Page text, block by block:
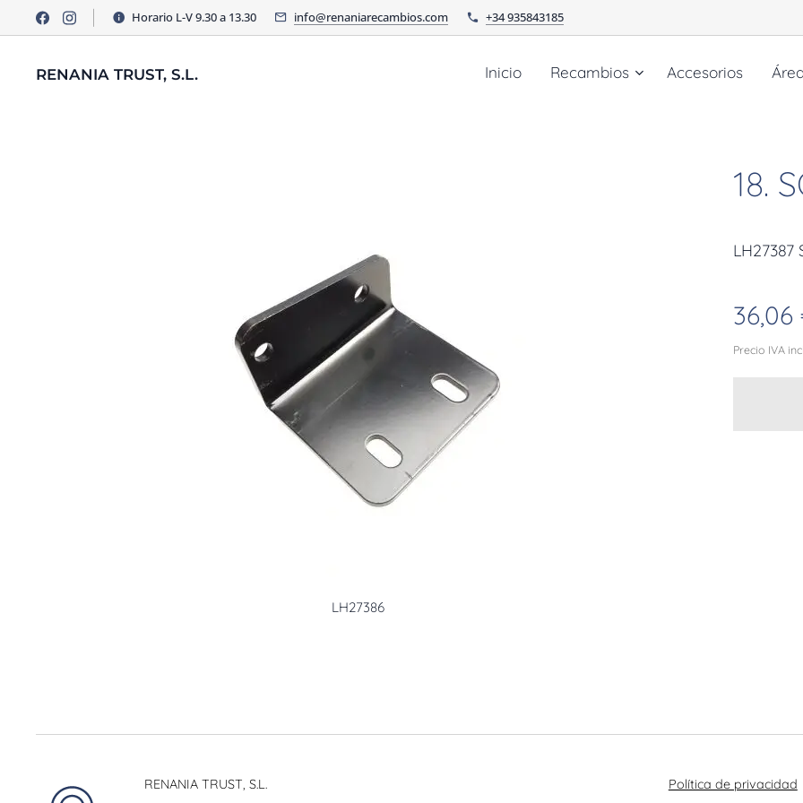
Horario L-V 9.30 a 13.30 info@renaniarecambios.com +34 935843185
RENANIA TRUST, S.L. Inicio Recambios Accesorios
18.
LH27386
LH27387
36,06
Precio IVA
RENANIA TRUST, S.L. Política de privacidad